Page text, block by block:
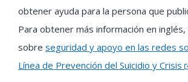
obtener ayuda para la persona que
Para obtener más información en
sobre seguridad y apoyo en las redes
Línea de Prevención del Suicidio y Crisis